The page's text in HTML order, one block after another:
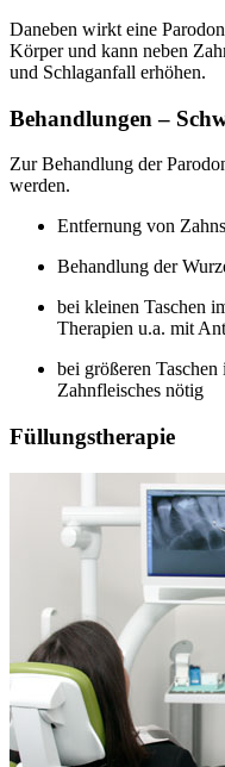
Daneben wirkt eine
Körper und kann neben
und Schlaganfall erhöhen.
Behandlungen –
Zur Behandlung der
werden.
Entfernung von
Behandlung der
bei kleinen Taschen
Therapien u.a. mit
bei größeren
Zahnfleisches nötig
Füllungstherapie